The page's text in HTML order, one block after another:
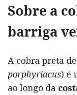
Sobre a
barriga
A cobra preta
porphyriacus) é
ao longo da